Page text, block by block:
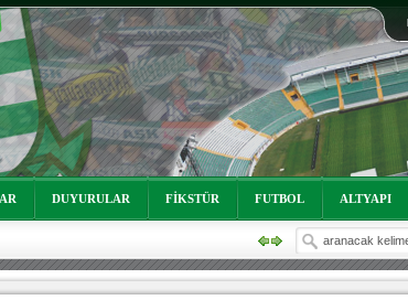
DUYURULAR FİKSTÜR FUTBOL ALTYAPI